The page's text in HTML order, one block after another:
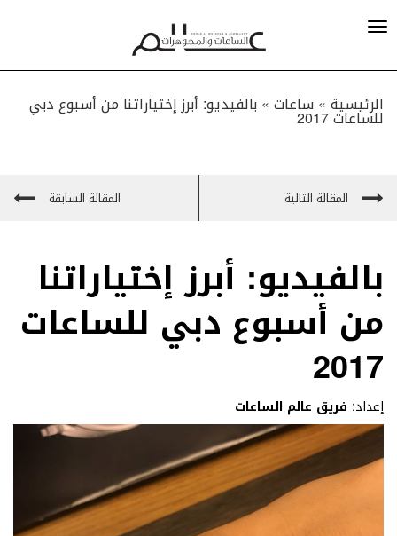
الرئيسية » ساعات» بالفيديو: أبرز إختياراتنا من أسبوع دبي
للساعات 2017
المقالة التالية المقالة السابقة
بالفيديو: أبرز إختياراتنا
من أسبوع دبي للساعات
2017
إعداد: فريق عالم الساعات